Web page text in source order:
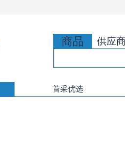
商品 供应
首采优选